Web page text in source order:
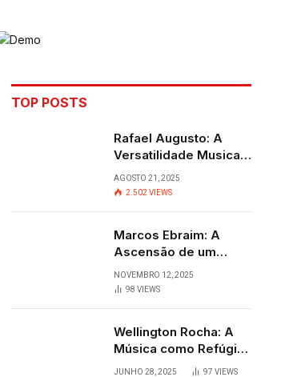
TOP POSTS
Rafael Augusto: A
Versatilidade Musical
que Transcende
Fronteiras
AGOSTO 21, 2025
2.502 VIEWS
Marcos Ebraim: A
Ascensão de um
Jovem Talento do
Sertanejo
NOVEMBRO 12, 2025
98 VIEWS
Wellington Rocha: A
Música como Refúgio
e Alegria em
JUNHO 28, 2025 97 VIEWS